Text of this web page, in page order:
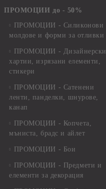
ПРОМОЦИИ до - 50%
ПРОМОЦИИ - Силиконови
молдове и форми за отливки
ПРОМОЦИИ - Дизайнерски
хартии, изрязани елементи,
стикери
ПРОМОЦИИ - Сатенени
ленти, панделки, шнурове,
канап
ПРОМОЦИИ - Копчета,
мъниста, брадс и айлет
ПРОМОЦИИ - Бои
ПРОМОЦИИ - Предмети и
елементи за декорация